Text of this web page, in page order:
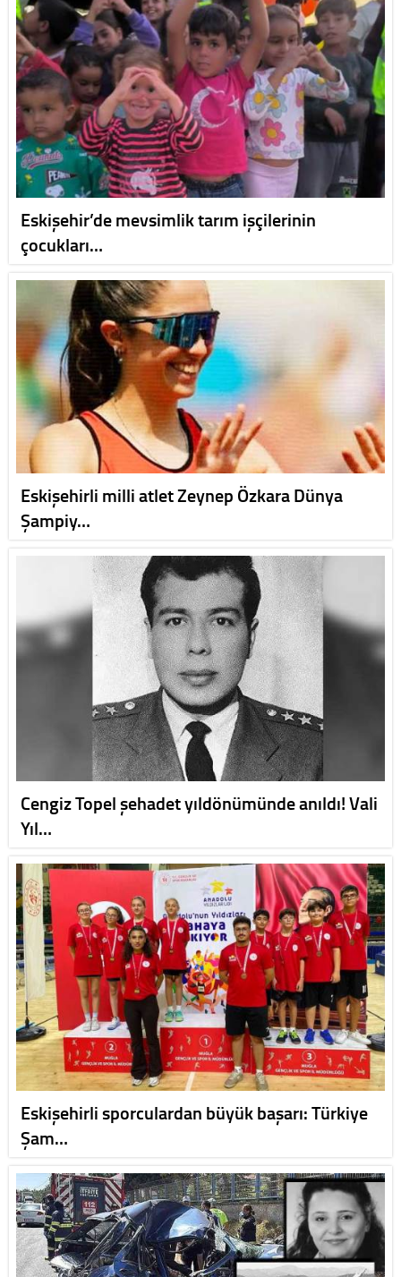
Eskişehir’de mevsimlik tarım işçilerinin
çocukları…
Eskişehirli milli atlet Zeynep Özkara Dünya
Şampiy…
Cengiz Topel şehadet yıldönümünde anıldı! Vali
Yıl…
Eskişehirli sporculardan büyük başarı: Türkiye
Şam…